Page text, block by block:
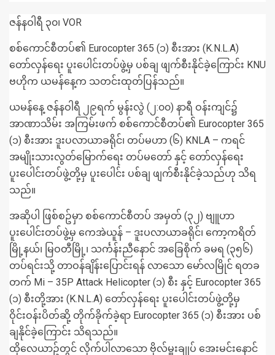
ဇန်နဝါရီ ၃၀၊ VOR
စစ်ကောင်စီတပ်၏ Eurocopter 365 (၁) စီးအား (K.N.L.A)
တော်လှန်ရေး ပူးပေါင်းတပ်ဖွဲ့မှ ပစ်ချ ဖျက်စီးနိုင်ခဲ့ကြောင်း KNU
ဗဟိုက ယမန်နေ့က သတင်းထုတ်ပြန်သည်။
ယမန်နေ့ ဇန်နဝါရီ ၂၉ရက် မွန်းလွဲ (၂:၀၀) နာရီ ဝန်းကျင်၌
အာဏာသိမ်း အကြမ်းဖက် စစ်ကောင်စီတပ်၏ Eurocopter 365
(၁) စီးအား ဒူးပလာယာခရိုင်၊ တပ်မဟာ (၆) KNLA – ကရင်
အမျိုးသားလွတ်မြောက်ရေး တပ်မတော် နှင့် တော်လှန်ရေး
ပူးပေါင်းတပ်ဖွဲ့တို့မှ ပူးပေါင်း ပစ်ချ ဖျက်စီးနိုင်ခဲ့သည်ဟု သိရ
သည်။
အဆိုပါ ဖြစ်စဥ်မှာ စစ်ကောင်စီတပ် အမှတ် (၃၂) ဗျူဟာ
ပူးပေါင်းတပ်ဖွဲ့မှ ကေအဲယူန် – ဒူးပလာယာခရိုင်၊ ကော့ကရိတ်
မြို့နယ်၊ မြဝတီမြို့၊ သင်္ကန်းညီနောင် အခြေစိုက် ခမရ (၃၅၆)
တပ်ရင်းသို့ တာဝန်ချိန်းပြောင်းရန် လာသော မော်လမြိုင် ရတခ
တက် Mi – 35P Attack Helicopter (၁) စီး နှင့် Eurocopter 365
(၁) စီးတို့အား (K.N.L.A) တော်လှန်ရေး ပူးပေါင်းတပ်ဖွဲ့တို့မှ
ဝိုင်းဝန်းပိတ်ဆို့ တိုက်ခိုက်ခဲ့ရာ Eurocopter 365 (၁) စီးအား ပစ်
ချနိုင်ခဲ့ကြောင်း သိရသည်။
ထိုလေယာဥ်တွင် လိုက်ပါလာသော ဗိုလ်မှူးချုပ် အေးမင်းနောင်